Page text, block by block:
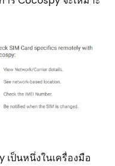
ป็นหนึ่งในเครื่องมือ